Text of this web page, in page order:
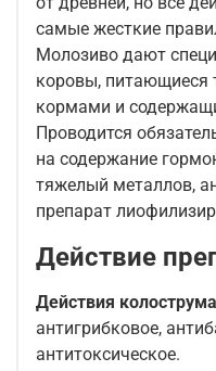
самые жесткие
Молозиво дают
коровы, питающиеся
кормами и
Проводится
на содержание
тяжелый металлов,
препарат
Действие
Действия
антигрибковое,
антитоксическое.